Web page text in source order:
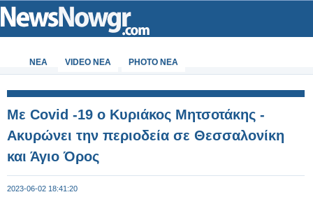
ΝΕΑ VIDEO NEA PHOTO NEA
Με Covid -19 o Κυριάκος Μητσοτάκης -
Ακυρώνει την περιοδεία σε Θεσσαλονίκη
και Άγιο Όρος
2023-06-02 18:41:20